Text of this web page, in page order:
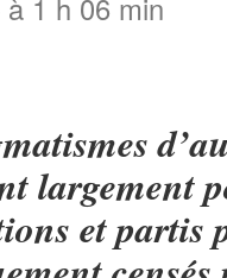
1 h 06 min
largement
et partis